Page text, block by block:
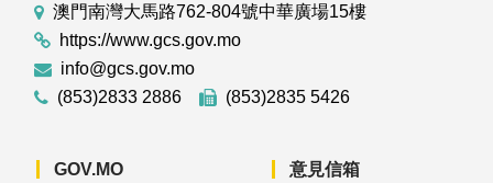
澳門南灣大馬路762-804號中華廣場15樓
https://www.gcs.gov.mo
info@gcs.gov.mo
(853)2833 2886
(853)2835 5426
GOV.MO 意見信箱